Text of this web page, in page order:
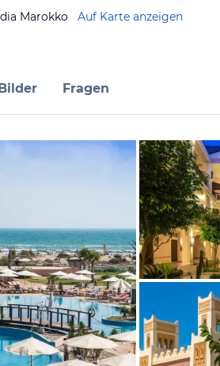
Marokko Auf Karte anzeigen
Fragen
vom Hotelier,